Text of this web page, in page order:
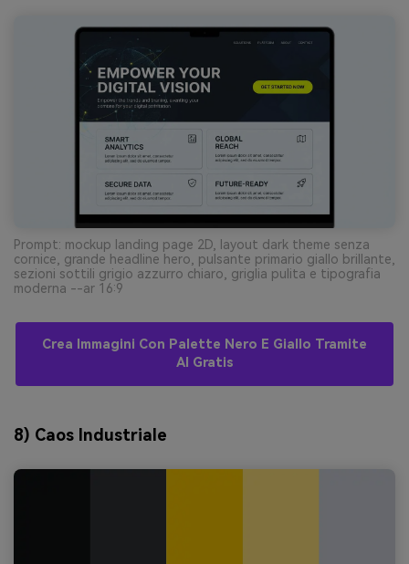
Prompt: mockup landing page 2D, layout dark theme senza
cornice, grande headline hero, pulsante primario giallo brillante,
sezioni sottili grigio azzurro chiaro, griglia pulita e tipografia
moderna --ar 16:9
Crea Immagini Con Palette Nero E Giallo Tramite
AI Gratis
8) Caos Industriale